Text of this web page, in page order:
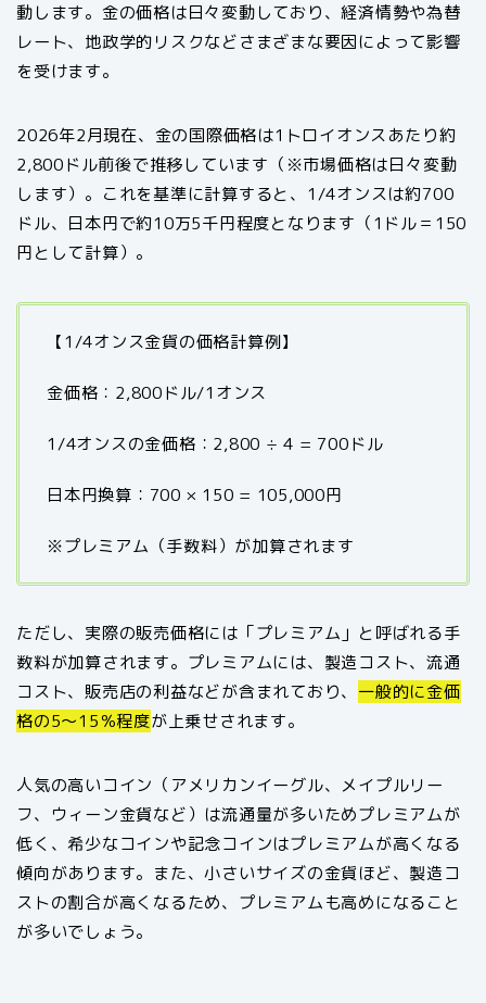
動します。金の価格は日々変動しており、経済情勢や為替
レート、地政学的リスクなどさまざまな要因によって影響
を受けます。
2026年2月現在、金の国際価格は1トロイオンスあたり約
2,800ドル前後で推移しています（※市場価格は日々変動
します）。これを基準に計算すると、1/4オンスは約700
ドル、日本円で約10万5千円程度となります（1ドル＝150
円として計算）。
【1/4オンス金貨の価格計算例】
金価格：2,800ドル/1オンス
1/4オンスの金価格：2,800 ÷ 4 = 700ドル
日本円換算：700 × 150 = 105,000円
※プレミアム（手数料）が加算されます
ただし、実際の販売価格には「プレミアム」と呼ばれる手
数料が加算されます。プレミアムには、製造コスト、流通
コスト、販売店の利益などが含まれており、 一般的に金価
格の5〜15％程度が上乗せされます。
人気の高いコイン（アメリカンイーグル、メイプルリー
フ、ウィーン金貨など）は流通量が多いためプレミアムが
低く、希少なコインや記念コインはプレミアムが高くなる
傾向があります。また、小さいサイズの金貨ほど、製造コ
ストの割合が高くなるため、プレミアムも高めになること
が多いでしょう。